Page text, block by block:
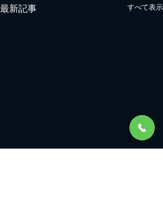
最新記事 すべて表示